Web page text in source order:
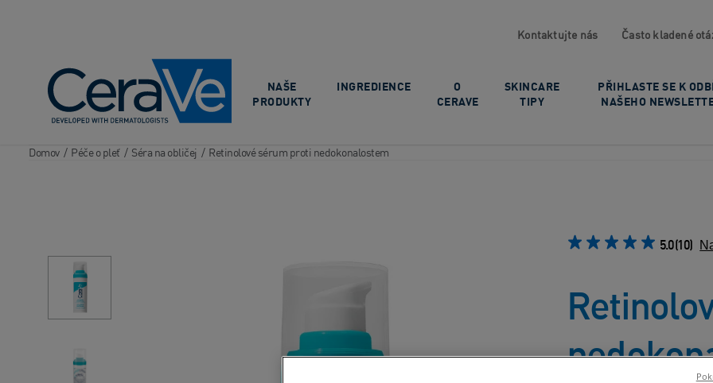
Kontaktujte nás Často kladené
NAŠE
PRODUKTY
INGREDIENCE
O
CERAVE
SKINCARE
TIPY
PŘIHLASTE SE K
NAŠEHO
Domov / Péče o pleť / Séra na obličej / Retinolové sérum proti nedokonalostem
5.0(10)